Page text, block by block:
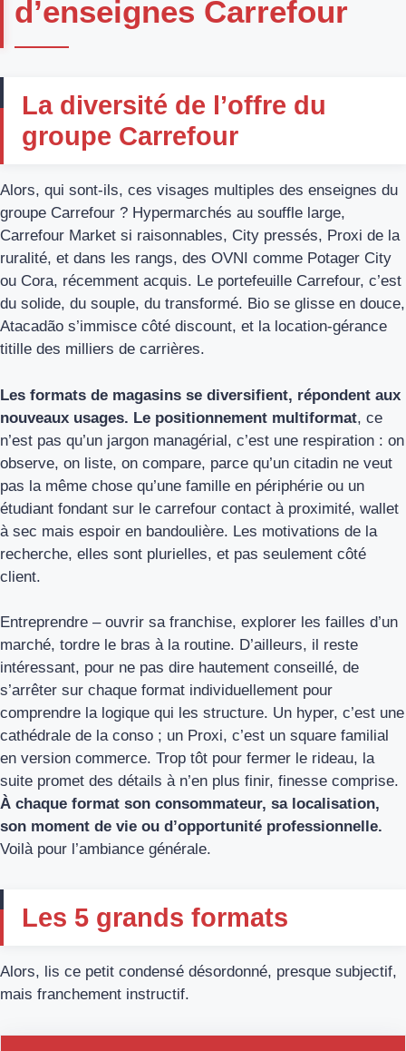
d’enseignes Carrefour
La diversité de l’offre du
groupe Carrefour
Alors, qui sont-ils, ces visages multiples des enseignes du
groupe Carrefour ? Hypermarchés au souffle large,
Carrefour Market si raisonnables, City pressés, Proxi de la
ruralité, et dans les rangs, des OVNI comme Potager City
ou Cora, récemment acquis. Le portefeuille Carrefour, c’est
du solide, du souple, du transformé. Bio se glisse en douce,
Atacadão s’immisce côté discount, et la location-gérance
titille des milliers de carrières.
Les formats de magasins se diversifient, répondent aux
nouveaux usages. Le positionnement multiformat, ce
n’est pas qu’un jargon managérial, c’est une respiration : on
observe, on liste, on compare, parce qu’un citadin ne veut
pas la même chose qu’une famille en périphérie ou un
étudiant fondant sur le carrefour contact à proximité, wallet
à sec mais espoir en bandoulière. Les motivations de la
recherche, elles sont plurielles, et pas seulement côté
client.
Entreprendre – ouvrir sa franchise, explorer les failles d’un
marché, tordre le bras à la routine. D’ailleurs, il reste
intéressant, pour ne pas dire hautement conseillé, de
s’arrêter sur chaque format individuellement pour
comprendre la logique qui les structure. Un hyper, c’est une
cathédrale de la conso ; un Proxi, c’est un square familial
en version commerce. Trop tôt pour fermer le rideau, la
suite promet des détails à n’en plus finir, finesse comprise.
À chaque format son consommateur, sa localisation,
son moment de vie ou d’opportunité professionnelle.
Voilà pour l’ambiance générale.
Les 5 grands formats
Alors, lis ce petit condensé désordonné, presque subjectif,
mais franchement instructif.